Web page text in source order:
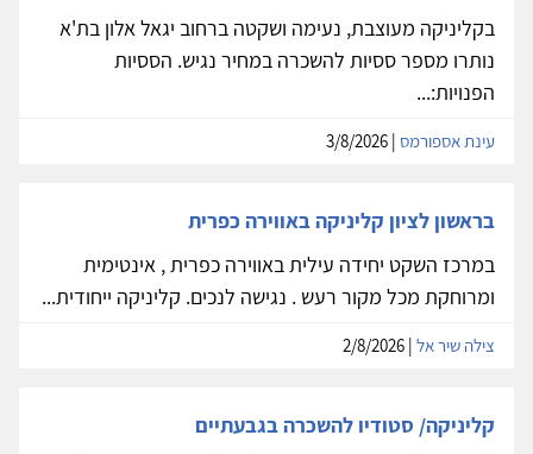
בקליניקה מעוצבת, נעימה ושקטה ברחוב יגאל אלון בת'א
נותרו מספר ססיות להשכרה במחיר נגיש. הססיות
הפנויות:...
עינת אספורמס
בראשון לציון קליניקה באווירה כפרית
במרכז השקט יחידה עילית באווירה כפרית , אינטימית
ומרוחקת מכל מקור רעש . נגישה לנכים. קליניקה ייחודית...
צילה שיר אל
קליניקה/ סטודיו להשכרה בגבעתיים